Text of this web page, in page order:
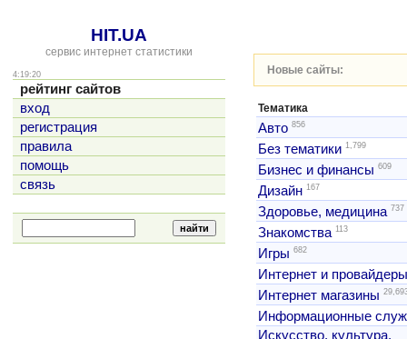
HIT.UA
сервис интернет статистики
4:19:20
рейтинг сайтов
вход
регистрация
правила
помощь
связь
Новые сайты:
Тематика
Авто 856
Без тематики 1,799
Бизнес и финансы 609
Дизайн 167
Здоровье, медицина 737
Знакомства 113
Игры 682
Интернет и провайдеры
Интернет магазины
Информационные
Искусство, культура,